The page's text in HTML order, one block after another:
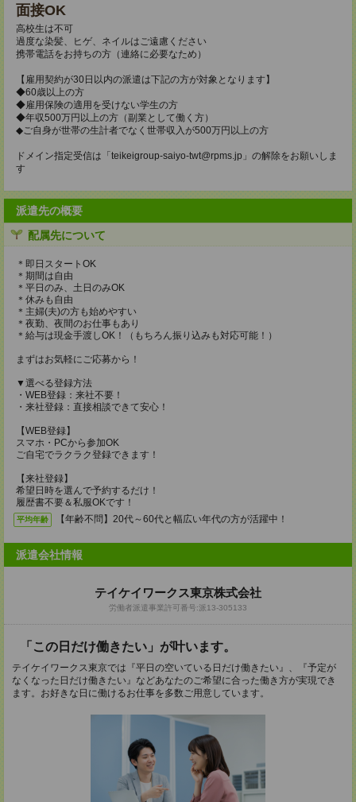
面接OK
高校生は不可
過度な染髪、ヒゲ、ネイルはご遠慮ください
携帯電話をお持ちの方（連絡に必要なため）
【雇用契約が30日以内の派遣は下記の方が対象となります】
◆60歳以上の方
◆雇用保険の適用を受けない学生の方
◆年収500万円以上の方（副業として働く方）
◆ご自身が世帯の生計者でなく世帯収入が500万円以上の方
ドメイン指定受信は「teikeigroup-saiyo-twt@rpms.jp」の解除をお願いしま
す
派遣先の概要
配属先について
＊即日スタートOK
＊期間は自由
＊平日のみ、土日のみOK
＊休みも自由
＊主婦(夫)の方も始めやすい
＊夜勤、夜間のお仕事もあり
＊給与は現金手渡しOK！（もちろん振り込みも対応可能！）
まずはお気軽にご応募から！
▼選べる登録方法
・WEB登録：来社不要！
・来社登録：直接相談できて安心！
【WEB登録】
スマホ・PCから参加OK
ご自宅でラクラク登録できます！
【来社登録】
希望日時を選んで予約するだけ！
履歴書不要＆私服OKです！
平均年齢 【年齢不問】20代～60代と幅広い年代の方が活躍中！
派遣会社情報
テイケイワークス東京株式会社
労働者派遣事業許可番号:派13-305133
「この日だけ働きたい」が叶います。
テイケイワークス東京では『平日の空いている日だけ働きたい』、『予定が
なくなった日だけ働きたい』などあなたのご希望に合った働き方が実現でき
ます。お好きな日に働けるお仕事を多数ご用意しています。